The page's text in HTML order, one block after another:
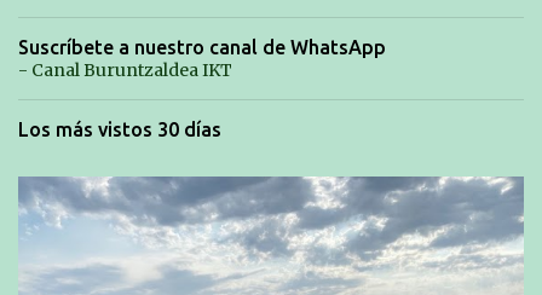
Suscríbete a nuestro canal de WhatsApp
- Canal Buruntzaldea IKT
Los más vistos 30 días